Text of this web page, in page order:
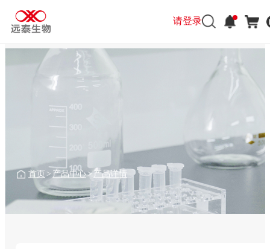
请登录
首页 > 产品中心> 产品详情